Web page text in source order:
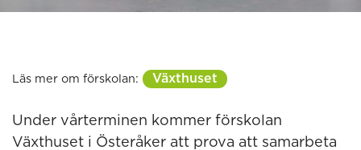
Läs mer om förskolan: Växthuset
Under vårterminen kommer förskolan
Växthuset i Österåker att prova att samarbeta